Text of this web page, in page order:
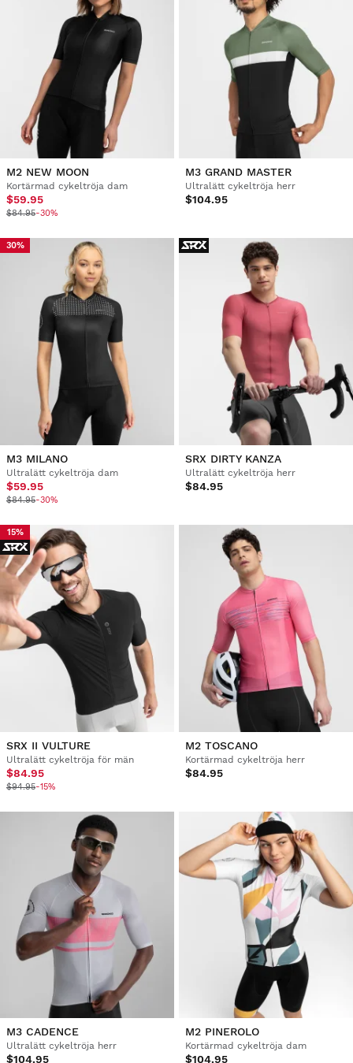
M2 NEW MOON
Kortärmad cykeltröja dam
$59.95
$84.95-30%
M3 GRAND MASTER
Ultralätt cykeltröja herr
$104.95
30%
M3 MILANO
Ultralätt cykeltröja dam
$59.95
$84.95-30%
SRX DIRTY KANZA
Ultralätt cykeltröja herr
$84.95
15%
SRX II VULTURE
Ultralätt cykeltröja för män
$84.95
$94.95-15%
M2 TOSCANO
Kortärmad cykeltröja herr
$84.95
M3 CADENCE
Ultralätt cykeltröja herr
$104.95
M2 PINEROLO
Kortärmad cykeltröja dam
$104.95